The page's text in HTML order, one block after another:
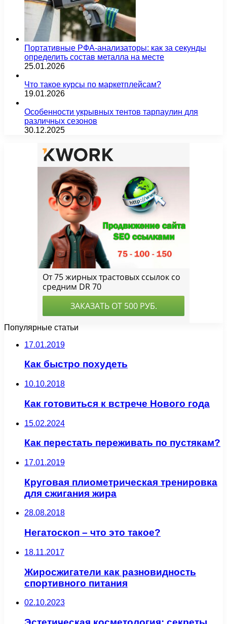
Портативные РФА-анализаторы: как за секунды
определить состав металла на месте
25.01.2026
Что такое курсы по маркетплейсам?
19.01.2026
Особенности укрывных тентов тарпаулин для
различных сезонов
30.12.2025
Популярные статьи
17.01.2019
Как быстро похудеть
10.10.2018
Как готовиться к встрече Нового года
15.02.2024
Как перестать переживать по пустякам?
17.01.2019
Круговая плиометрическая тренировка
для сжигания жира
28.08.2018
Негатоскоп – что это такое?
18.11.2017
Жиросжигатели как разновидность
спортивного питания
02.10.2023